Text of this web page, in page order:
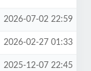
2026-07-02 22:59
2026-02-27 01:33
2025-12-07 22:45